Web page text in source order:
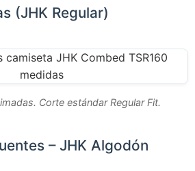
(JHK Regular)
Corte estándar Regular Fit.
– JHK Algodón